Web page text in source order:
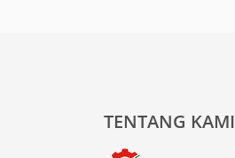
TENTANG KAMI